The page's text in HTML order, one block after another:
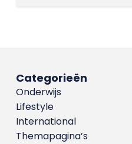
Categorieën
Onderwijs
Lifestyle
International
Themapagina’s